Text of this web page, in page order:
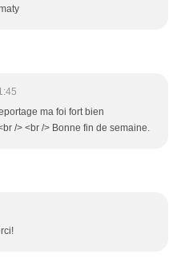
ma foi fort bien
/> <br /> Bonne fin de semaine.